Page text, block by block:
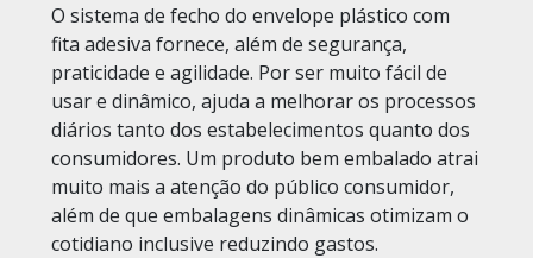
O sistema de fecho do envelope plástico com
fita adesiva fornece, além de segurança,
praticidade e agilidade. Por ser muito fácil de
usar e dinâmico, ajuda a melhorar os processos
diários tanto dos estabelecimentos quanto dos
consumidores. Um produto bem embalado atrai
muito mais a atenção do público consumidor,
além de que embalagens dinâmicas otimizam o
cotidiano inclusive reduzindo gastos.